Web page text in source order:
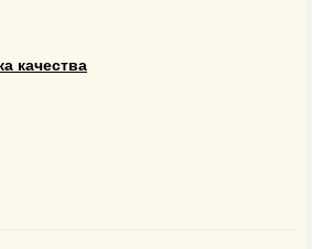
качества